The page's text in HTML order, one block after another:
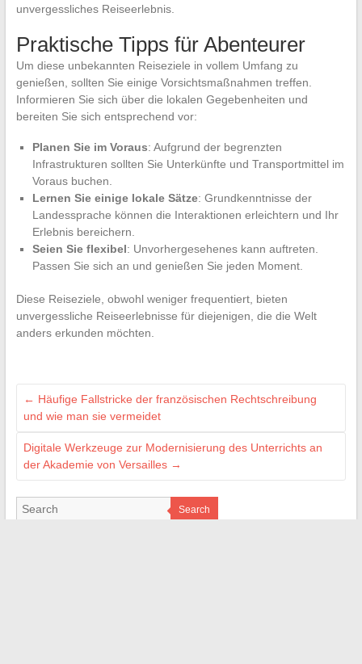
unvergessliches Reiseerlebnis.
Praktische Tipps für Abenteurer
Um diese unbekannten Reiseziele in vollem Umfang zu
genießen, sollten Sie einige Vorsichtsmaßnahmen treffen.
Informieren Sie sich über die lokalen Gegebenheiten und
bereiten Sie sich entsprechend vor:
Planen Sie im Voraus: Aufgrund der begrenzten
Infrastrukturen sollten Sie Unterkünfte und Transportmittel im
Voraus buchen.
Lernen Sie einige lokale Sätze: Grundkenntnisse der
Landessprache können die Interaktionen erleichtern und Ihr
Erlebnis bereichern.
Seien Sie flexibel: Unvorhergesehenes kann auftreten.
Passen Sie sich an und genießen Sie jeden Moment.
Diese Reiseziele, obwohl weniger frequentiert, bieten
unvergessliche Reiseerlebnisse für diejenigen, die die Welt
anders erkunden möchten.
← Häufige Fallstricke der französischen Rechtschreibung
und wie man sie vermeidet
Digitale Werkzeuge zur Modernisierung des Unterrichts an
der Akademie von Versailles →
Search